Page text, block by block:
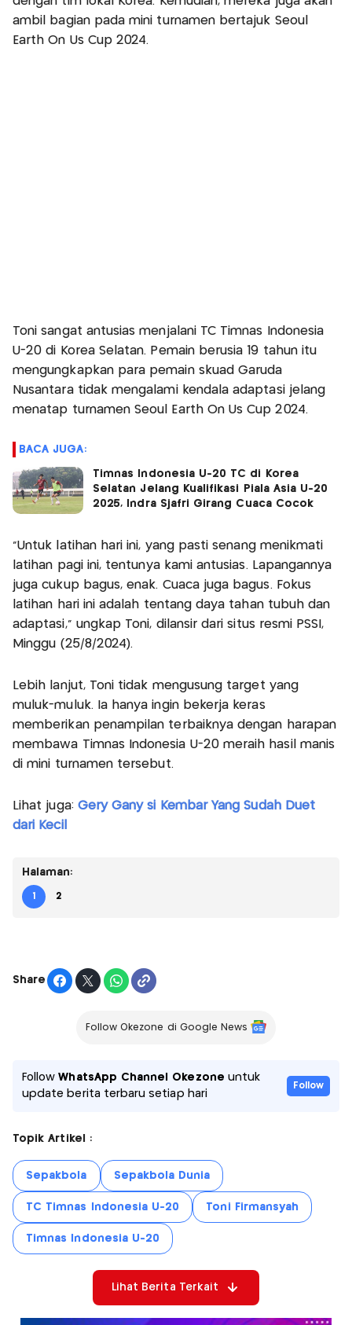
ambil bagian pada mini turnamen bertajuk Seoul
Earth On Us Cup 2024.
Toni sangat antusias menjalani TC Timnas Indonesia
U-20 di Korea Selatan. Pemain berusia 19 tahun itu
mengungkapkan para pemain skuad Garuda
Nusantara tidak mengalami kendala adaptasi jelang
menatap turnamen Seoul Earth On Us Cup 2024.
BACA JUGA:
Timnas Indonesia U-20 TC di Korea
Selatan Jelang Kualifikasi Piala Asia U-20
2025, Indra Sjafri Girang Cuaca Cocok
“Untuk latihan hari ini, yang pasti senang menikmati
latihan pagi ini, tentunya kami antusias. Lapangannya
juga cukup bagus, enak. Cuaca juga bagus. Fokus
latihan hari ini adalah tentang daya tahan tubuh dan
adaptasi,” ungkap Toni, dilansir dari situs resmi PSSI,
Minggu (25/8/2024).
Lebih lanjut, Toni tidak mengusung target yang
muluk-muluk. Ia hanya ingin bekerja keras
memberikan penampilan terbaiknya dengan harapan
membawa Timnas Indonesia U-20 meraih hasil manis
di mini turnamen tersebut.
Lihat juga: Gery Gany si Kembar Yang Sudah Duet
dari Kecil
Halaman:
1 2
Share
Follow Okezone di Google News
FollowWhatsApp Channel Okezone untuk
update berita terbaru setiap hari
Follow
Topik Artikel :
Sepakbola Sepakbola Dunia
TC Timnas Indonesia U-20 Toni Firmansyah
Timnas Indonesia U-20
Lihat Berita Terkait